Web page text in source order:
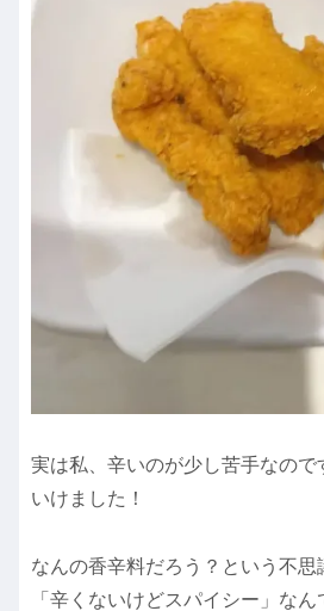
実は私、辛いのが少し苦手なの
いけました！
なんの香辛料だろう？という不思
「辛くないけどスパイシー」なん